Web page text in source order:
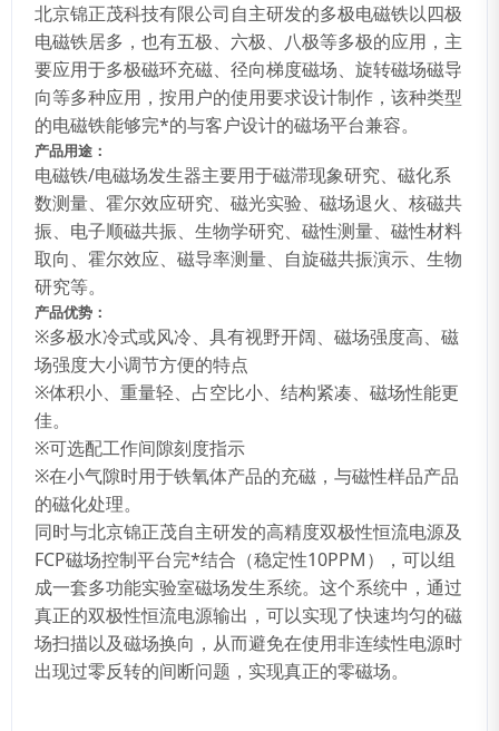
北京锦正茂科技有限公司自主研发的多极电磁铁以四极
电磁铁居多，也有五极、六极、八极等多极的应用，主
要应用于多极磁环充磁、径向梯度磁场、旋转磁场磁导
向等多种应用，按用户的使用要求设计制作，该种类型
的电磁铁能够完*的与客户设计的磁场平台兼容。
产品用途：
电磁铁/电磁场发生器主要用于磁滞现象研究、磁化系
数测量、霍尔效应研究、磁光实验、磁场退火、核磁共
振、电子顺磁共振、生物学研究、磁性测量、磁性材料
取向、霍尔效应、磁导率测量、自旋磁共振演示、生物
研究等。
产品优势：
※多极水冷式或风冷、具有视野开阔、磁场强度高、磁
场强度大小调节方便的特点
※体积小、重量轻、占空比小、结构紧凑、磁场性能更
佳。
※可选配工作间隙刻度指示
※在小气隙时用于铁氧体产品的充磁，与磁性样品产品
的磁化处理。
同时与北京锦正茂自主研发的高精度双极性恒流电源及
FCP磁场控制平台完*结合（稳定性10PPM），可以组
成一套多功能实验室磁场发生系统。这个系统中，通过
真正的双极性恒流电源输出，可以实现了快速均匀的磁
场扫描以及磁场换向，从而避免在使用非连续性电源时
出现过零反转的间断问题，实现真正的零磁场。